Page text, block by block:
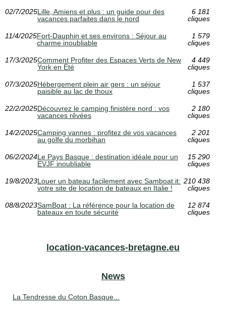
02/7/2025Lille, Amiens et plus : un guide pour des
vacances parfaites dans le nord
6 181
cliques
11/4/2025Fort-Dauphin et ses environs : Séjour au
charme inoubliable
1 579
cliques
17/3/2025Comment Profiter des Espaces Verts de New
York en Été
4 449
cliques
07/3/2025Hébergement plein air gers : un séjour
paisible au lac de thoux
1 537
cliques
22/2/2025Découvrez le camping finistère nord : vos
vacances rêvées
2 180
cliques
14/2/2025Camping vannes : profitez de vos vacances
au golfe du morbihan
2 201
cliques
06/2/2024Le Pays Basque : destination idéale pour un
EVJF inoubliable
15 290
cliques
19/8/2023Louer un bateau facilement avec Samboat.it:
votre site de location de bateaux en Italie !
210 438
cliques
08/8/2023SamBoat : La référence pour la location de
bateaux en toute sécurité
12 874
cliques
location-vacances-bretagne.eu
News
La Tendresse du Coton Basque...